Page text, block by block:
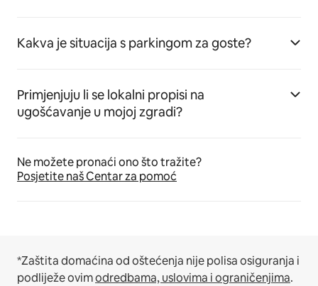
Kakva je situacija s parkingom za goste?
Primjenjuju li se lokalni propisi na
ugošćavanje u mojoj zgradi?
Ne možete pronaći ono što tražite?
Posjetite naš Centar za pomoć
*Zaštita domaćina od oštećenja nije polisa osiguranja i
podliježe ovimodredbama, uslovima i ograničenjima.